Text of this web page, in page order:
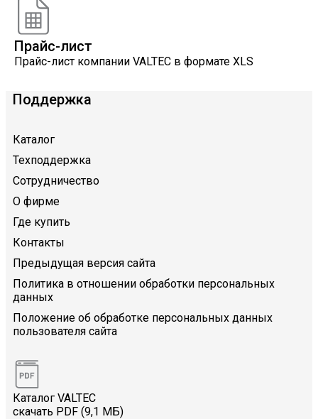
Прайс-лист
Прайс-лист компании VALTEC в формате XLS
Поддержка
Каталог
Техподдержка
Сотрудничество
О фирме
Где купить
Контакты
Предыдущая версия сайта
Политика в отношении обработки персональных
данных
Положение об обработке персональных данных
пользователя сайта
Каталог VALTEC
скачать PDF (9,1 МБ)